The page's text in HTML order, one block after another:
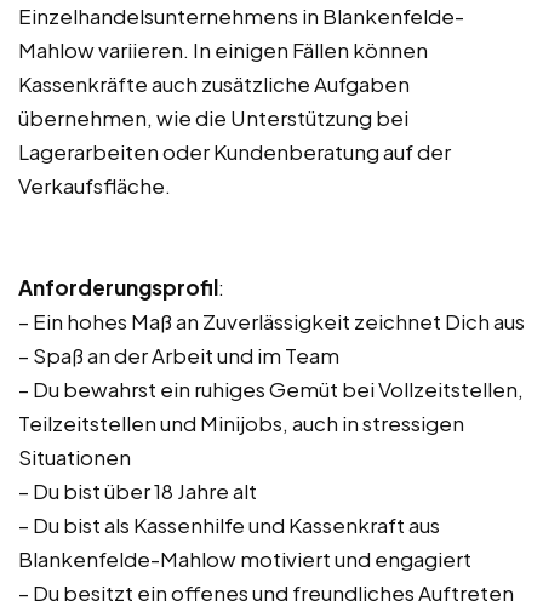
Einzelhandelsunternehmens in Blankenfelde-
Mahlow variieren. In einigen Fällen können
Kassenkräfte auch zusätzliche Aufgaben
übernehmen, wie die Unterstützung bei
Lagerarbeiten oder Kundenberatung auf der
Verkaufsfläche.
Anforderungsprofil:
– Ein hohes Maß an Zuverlässigkeit zeichnet Dich aus
– Spaß an der Arbeit und im Team
– Du bewahrst ein ruhiges Gemüt bei Vollzeitstellen,
Teilzeitstellen und Minijobs, auch in stressigen
Situationen
– Du bist über 18 Jahre alt
– Du bist als Kassenhilfe und Kassenkraft aus
Blankenfelde-Mahlow motiviert und engagiert
– Du besitzt ein offenes und freundliches Auftreten